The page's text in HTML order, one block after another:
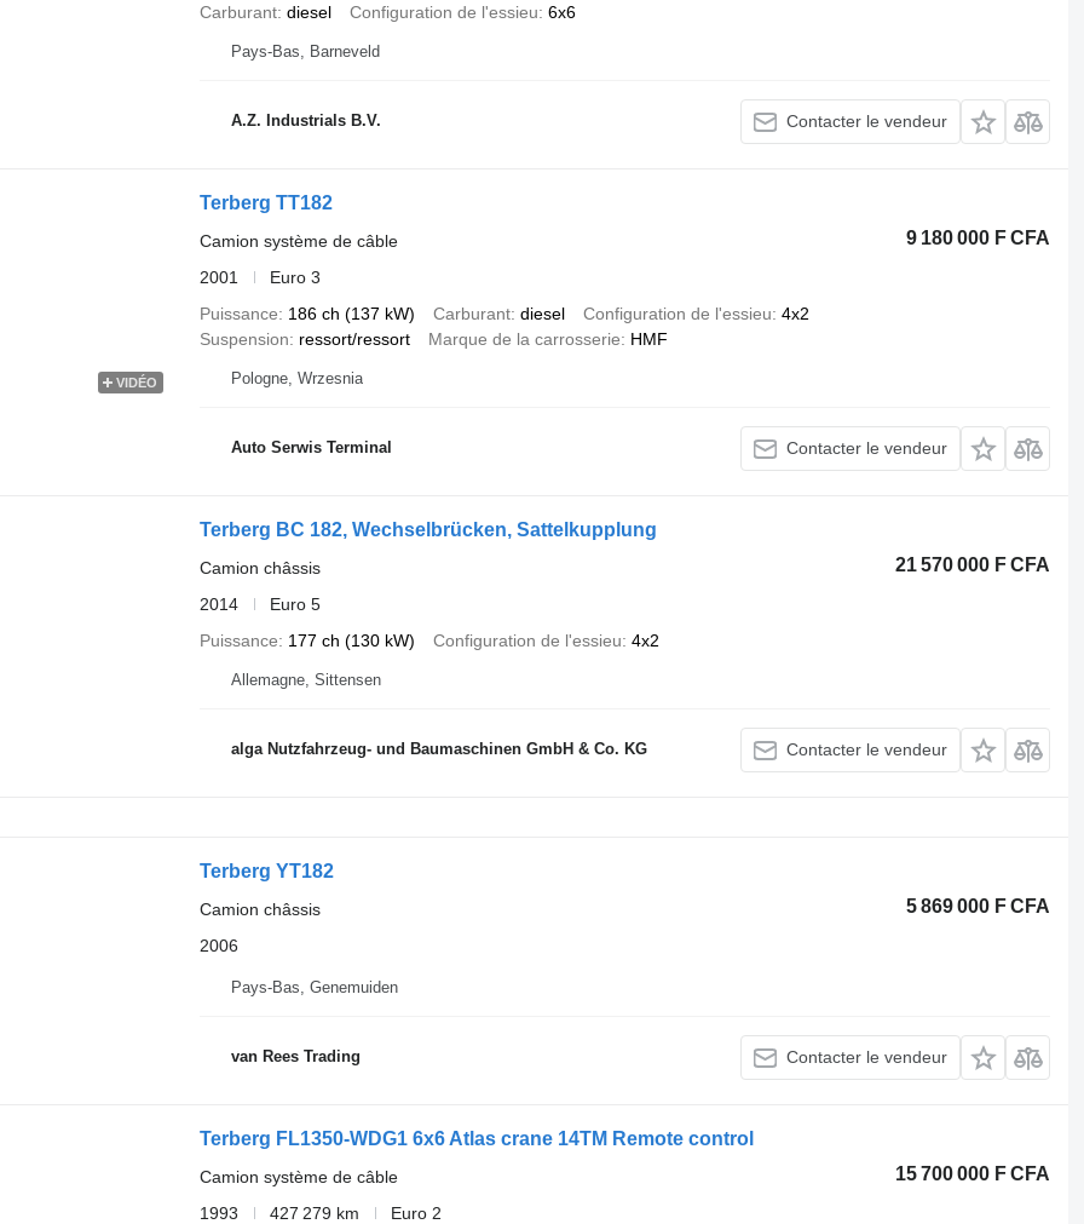
Carburant diesel Configuration de l'essieu 6x6
Pays-Bas, Barneveld
A.Z. Industrials B.V. Contacter le vendeur
VIDÉO
Terberg TT182
9 180 000 F CFA
Camion système de câble
2001
Euro 3
Puissance
186 ch (137 kW) Carburant diesel Configuration de l'essieu 4x2
Suspension
ressort/ressort Marque de la carrosserie HMF
Pologne, Wrzesnia
Auto Serwis Terminal Contacter le vendeur
Terberg BC 182, Wechselbrücken, Sattelkupplung
21 570 000 F CFA
Camion châssis
2014
Euro 5
Puissance
177 ch (130 kW) Configuration de l'essieu 4x2
Allemagne, Sittensen
alga Nutzfahrzeug- und Baumaschinen GmbH & Co. KG Contacter le vendeur
Terberg YT182
5 869 000 F CFA
Camion châssis
2006
Pays-Bas, Genemuiden
van Rees Trading Contacter le vendeur
Terberg FL1350-WDG1 6x6 Atlas crane 14TM Remote control
15 700 000 F CFA
Camion système de câble
1993
427 279 km
Euro 2